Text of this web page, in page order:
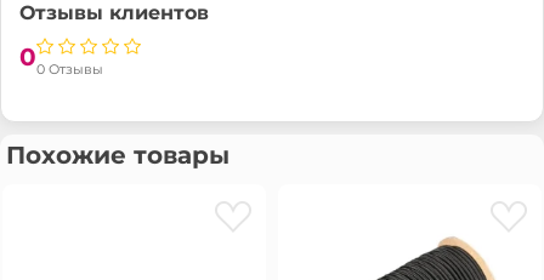
Отзывы клиентов
00 Отзывы
Похожие товары